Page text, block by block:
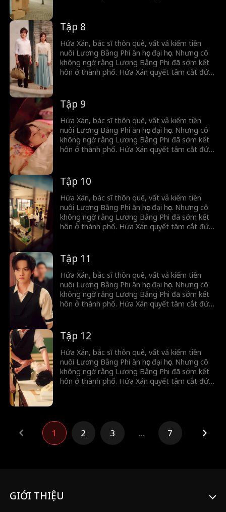
gặp đã đem lòng yêu Hứa Xán, thậm chí còn
cầu hôn cô. Bên ngoài anh là người quyết
đoán, lạnh lùng, nhưng khi về nhà lại hóa
thành chú cún nhỏ ngoan ngoãn chỉ biết nghe
lời vợ.
Tập 8
Hứa Xán, bác sĩ thôn quê, vất vả kiếm tiền
nuôi Lương Bằng Phi ăn học đại học. Nhưng cô
không ngờ rằng Lương Bằng Phi đã sớm kết
hôn ở thành phố. Hứa Xán quyết tâm cắt đứt
gặp đã đem lòng yêu Hứa Xán, thậm chí còn
cầu hôn cô. Bên ngoài anh là người quyết
đoán, lạnh lùng, nhưng khi về nhà lại hóa
thành chú cún nhỏ ngoan ngoãn chỉ biết nghe
lời vợ.
Tập 9
Hứa Xán, bác sĩ thôn quê, vất vả kiếm tiền
nuôi Lương Bằng Phi ăn học đại học. Nhưng cô
không ngờ rằng Lương Bằng Phi đã sớm kết
hôn ở thành phố. Hứa Xán quyết tâm cắt đứt
gặp đã đem lòng yêu Hứa Xán, thậm chí còn
cầu hôn cô. Bên ngoài anh là người quyết
đoán, lạnh lùng, nhưng khi về nhà lại hóa
thành chú cún nhỏ ngoan ngoãn chỉ biết nghe
lời vợ.
Tập 10
Hứa Xán, bác sĩ thôn quê, vất vả kiếm tiền
nuôi Lương Bằng Phi ăn học đại học. Nhưng cô
không ngờ rằng Lương Bằng Phi đã sớm kết
hôn ở thành phố. Hứa Xán quyết tâm cắt đứt
gặp đã đem lòng yêu Hứa Xán, thậm chí còn
cầu hôn cô. Bên ngoài anh là người quyết
đoán, lạnh lùng, nhưng khi về nhà lại hóa
thành chú cún nhỏ ngoan ngoãn chỉ biết nghe
lời vợ.
Tập 11
Hứa Xán, bác sĩ thôn quê, vất vả kiếm tiền
nuôi Lương Bằng Phi ăn học đại học. Nhưng cô
không ngờ rằng Lương Bằng Phi đã sớm kết
hôn ở thành phố. Hứa Xán quyết tâm cắt đứt
gặp đã đem lòng yêu Hứa Xán, thậm chí còn
cầu hôn cô. Bên ngoài anh là người quyết
đoán, lạnh lùng, nhưng khi về nhà lại hóa
thành chú cún nhỏ ngoan ngoãn chỉ biết nghe
lời vợ.
Tập 12
Hứa Xán, bác sĩ thôn quê, vất vả kiếm tiền
nuôi Lương Bằng Phi ăn học đại học. Nhưng cô
không ngờ rằng Lương Bằng Phi đã sớm kết
hôn ở thành phố. Hứa Xán quyết tâm cắt đứt
cầu hôn cô. Bên ngoài anh là người quyết
đoán, lạnh lùng, nhưng khi về nhà lại hóa
thành chú cún nhỏ ngoan ngoãn chỉ biết nghe
1 2 3 ... 7
GIỚI THIỆU